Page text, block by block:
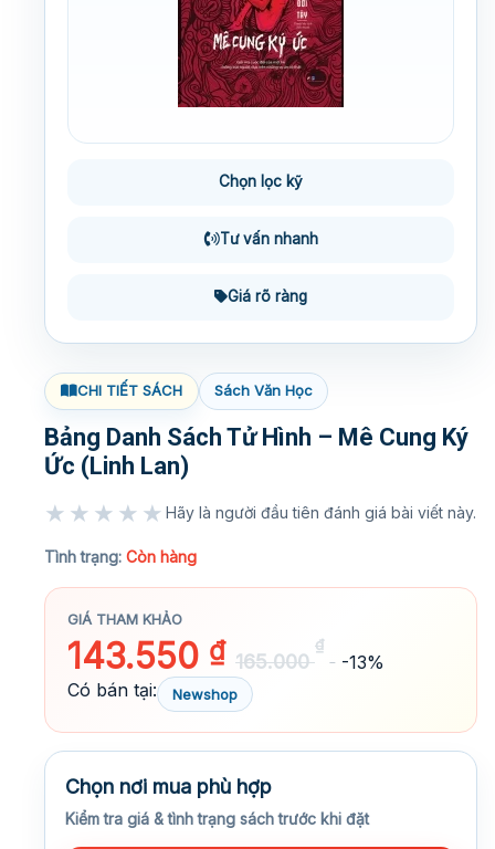
Chọn lọc kỹ
Tư vấn nhanh
Giá rõ ràng
CHI TIẾT SÁCH Sách Văn Học
Bảng Danh Sách Tử Hình – Mê Cung Ký
Ức (Linh Lan)
★★★★★ Hãy là người đầu tiên đánh giá bài viết này.
Tình trạng: Còn hàng
GIÁ THAM KHẢO
143.550 ₫ 165.000
₫
-13%
Có bán tại:
Newshop
Chọn nơi mua phù hợp
Kiểm tra giá & tình trạng sách trước khi đặt